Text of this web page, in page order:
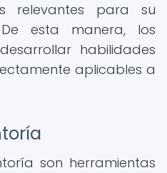
relevantes para su
esta manera, los
habilidades
aplicables a
son herramientas